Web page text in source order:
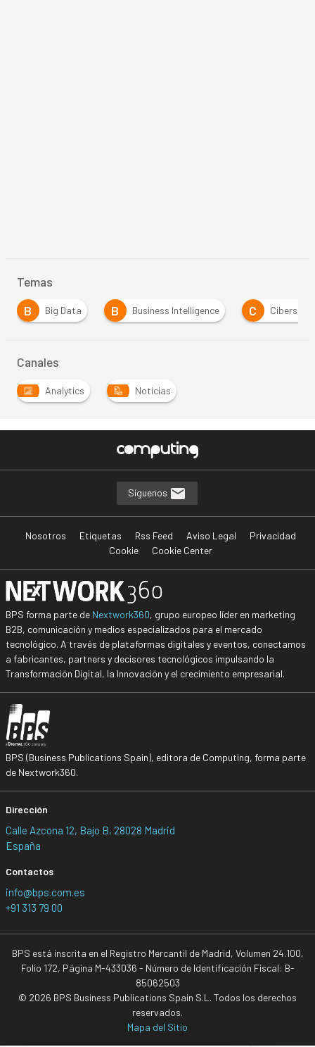
Temas
B
Big Data B Business Intelligence C
Canales
Analytics Noticias
Síguenos
Nosotros Etiquetas Rss Feed Aviso Legal
Privacidad
Cookie
Cookie Center
BPS forma parte de Nextwork360, grupo europeo líder en marketing
B2B, comunicación y medios especializados para el mercado
tecnológico. A través de plataformas digitales y eventos, conectamos
a fabricantes, partners y decisores tecnológicos impulsando la
Transformación Digital, la Innovación y el crecimiento empresarial.
BPS (Business Publications Spain), editora de Computing, forma parte
de Nextwork360.
Dirección
Calle Azcona 12, Bajo B, 28028 Madrid
España
Contactos
info@bps.com.es
+91 313 79 00
BPS está inscrita en el Registro Mercantil de Madrid, Volumen 24.100,
Folio 172, Página M-433036 - Número de Identificación Fiscal: B-
85062503
© 2026 BPS Business Publications Spain S.L. Todos los derechos
reservados.
Mapa del Sitio